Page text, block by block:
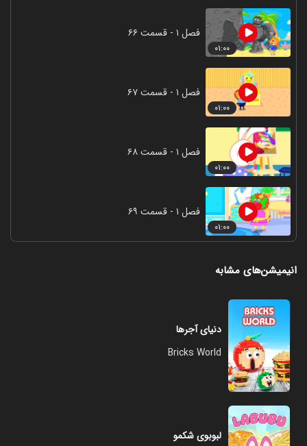
۰۱:۰۰
فصل ۱ - قسمت ۶۶
۰۱:۰۰
فصل ۱ - قسمت ۶۷
۰۱:۰۰
فصل ۱ - قسمت ۶۸
۰۱:۰۰
فصل ۱ - قسمت ۶۹
انیمیشن‌های مشابه
دنیای آجرها
Bricks World
لبوبوی شکمو